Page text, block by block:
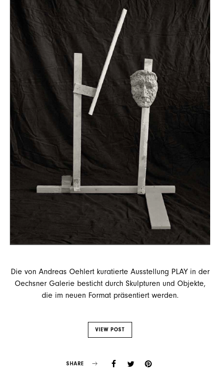
Die von Andreas Oehlert kuratierte Ausstellung PLAY in der
Oechsner Galerie besticht durch Skulpturen und Objekte,
die im neuen Format präsentiert werden.
VIEW POST
SHARE